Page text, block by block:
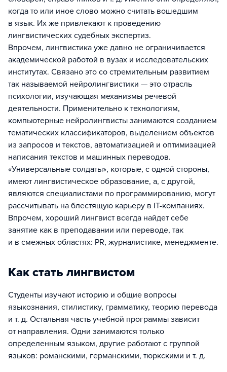
когда то или иное слово можно считать вошедшим
в язык. Их же привлекают к проведению
лингвистических судебных экспертиз.
Впрочем, лингвистика уже давно не ограничивается
академической работой в вузах и исследовательских
институтах. Связано это со стремительным развитием
так называемой нейролингвистики — это отрасль
психологии, изучающая механизмы речевой
деятельности. Применительно к технологиям,
компьютерные нейролингвисты занимаются созданием
тематических классификаторов, выделением объектов
из запросов и текстов, автоматизацией и оптимизацией
написания текстов и машинных переводов.
«Универсальные солдаты», которые, с одной стороны,
имеют лингвистическое образование, а, с другой,
являются специалистами по программированию, могут
рассчитывать на блестящую карьеру в IT-компаниях.
Впрочем, хороший лингвист всегда найдет себе
занятие как в преподавании или переводе, так
и в смежных областях: PR, журналистике, менеджменте.
Как стать лингвистом
Студенты изучают историю и общие вопросы
языкознания, стилистику, грамматику, теорию перевода
и т. д. Остальная часть учебной программы зависит
от направления. Одни занимаются только
определенным языком, другие работают с группой
языков: романскими, германскими, тюркскими и т. д.